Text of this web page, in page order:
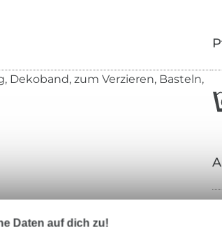
Dekoband, zum Verzieren, Basteln,
Daten auf dich zu!